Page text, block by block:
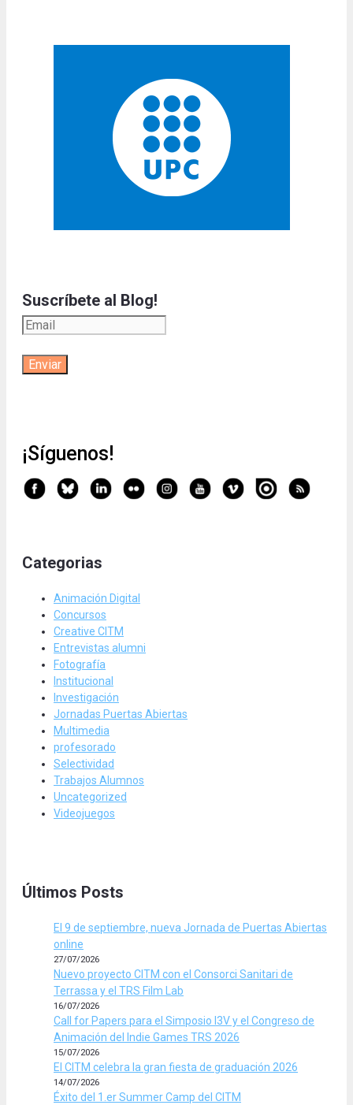
Suscríbete al Blog!
¡Síguenos!
Categorias
Animación Digital
Concursos
Creative CITM
Entrevistas alumni
Fotografía
Institucional
Investigación
Jornadas Puertas Abiertas
Multimedia
profesorado
Selectividad
Trabajos Alumnos
Uncategorized
Videojuegos
Últimos Posts
El 9 de septiembre, nueva Jornada de Puertas Abiertas
online
27/07/2026
Nuevo proyecto CITM con el Consorci Sanitari de
Terrassa y el TRS Film Lab
16/07/2026
Call for Papers para el Simposio I3V y el Congreso de
Animación del Indie Games TRS 2026
15/07/2026
El CITM celebra la gran fiesta de graduación 2026
14/07/2026
Éxito del 1.er Summer Camp del CITM